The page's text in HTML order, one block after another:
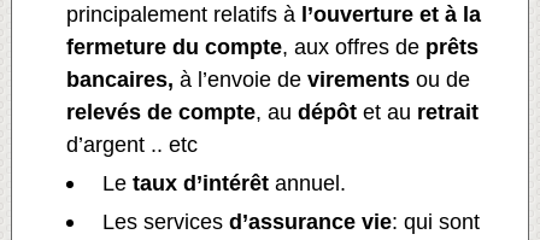
principalement relatifs à l’ouverture et à la
fermeture du compte, aux offres de prêts
bancaires, à l’envoie de virementsou de
relevés de compte, au dépôtet au retrait
d’argent .. etc
Letaux d’intérêt annuel.
Les servicesd’assurance vie: qui sont